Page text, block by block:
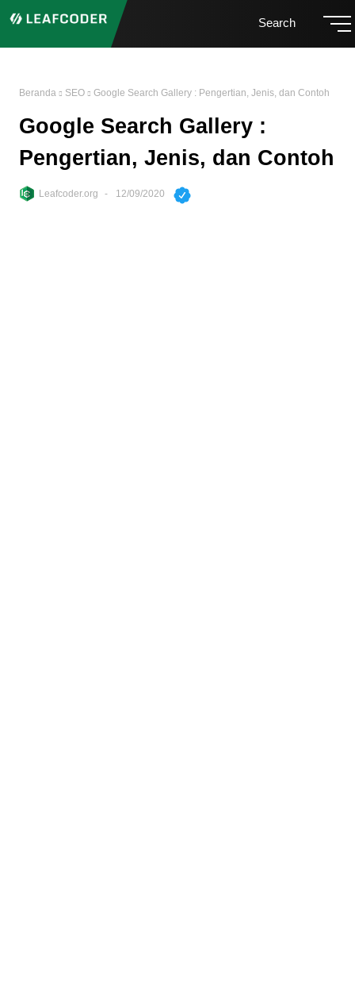
Search
Beranda SEO Google Search Gallery : Pengertian, Jenis, dan Contoh
Google Search Gallery :
Pengertian, Jenis, dan Contoh
Leafcoder.org 12/09/2020